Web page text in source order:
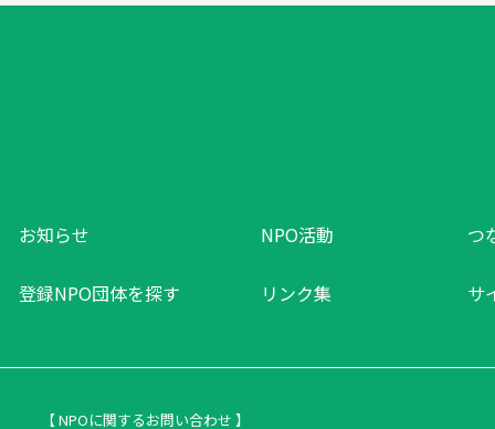
お知らせ NPO活動 つ
登録NPO団体を探す リンク集 サ
【 NPOに関するお問い合わせ 】